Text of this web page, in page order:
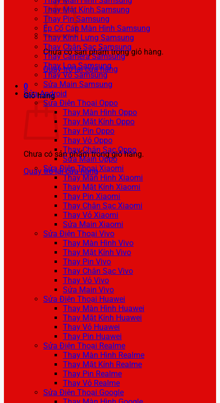
Chưa có sản phẩm trong giỏ hàng.
Quay trở lại cửa hàng
0
Giỏ hàng
Chưa có sản phẩm trong giỏ hàng.
Quay trở lại cửa hàng
Thay Mặt Kính Samsung
Thay Pin Samsung
Ép Cổ Cáp Màn Hình Samsung
Thay Kính Lưng Samsung
Thay Chân Sạc Samsung
Thay Camera Samsung
Thay Loa Samsung
Thay Vỏ Samsung
Sửa Main Samsung
Sửa Android
Sửa Điện Thoại Oppo
Thay Màn Hình Oppo
Thay Mặt Kính Oppo
Thay Pin Oppo
Thay Vỏ Oppo
Thay Chân Sạc Oppo
Sửa Main Oppo
Sửa Điện Thoại Xiaomi
Thay Màn Hình Xiaomi
Thay Mặt Kính Xiaomi
Thay Pin Xiaomi
Thay Chân Sạc Xiaomi
Thay Vỏ Xiaomi
Sửa Main Xiaomi
Sửa Điện Thoại Vivo
Thay Màn Hình Vivo
Thay Mặt Kính Vivo
Thay Pin Vivo
Thay Chân Sạc Vivo
Thay Vỏ Vivo
Sửa Main Vivo
Sửa Điện Thoại Huawei
Thay Màn Hình Huawei
Thay Mặt Kính Huawei
Thay Vỏ Huawei
Thay Pin Huawei
Sửa Điện Thoại Realme
Thay Màn Hình Realme
Thay Mặt Kính Realme
Thay Pin Realme
Thay Vỏ Realme
Sửa Điện Thoại Google